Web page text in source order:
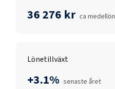
36 276 kr ca medellön
Lönetillväxt
+3.1% senaste året